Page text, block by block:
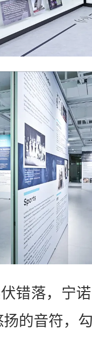
错落，宁诺
的音符，